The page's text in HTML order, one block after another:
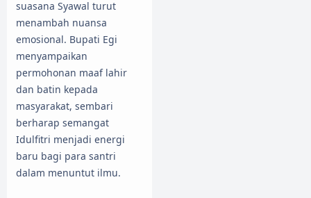
suasana Syawal turut
menambah nuansa
emosional. Bupati Egi
menyampaikan
permohonan maaf lahir
dan batin kepada
masyarakat, sembari
berharap semangat
Idulfitri menjadi energi
baru bagi para santri
dalam menuntut ilmu.